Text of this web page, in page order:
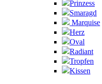
Prinzess
Smaragd
Marquise
Herz
Oval
Radiant
Tropfen
Kissen